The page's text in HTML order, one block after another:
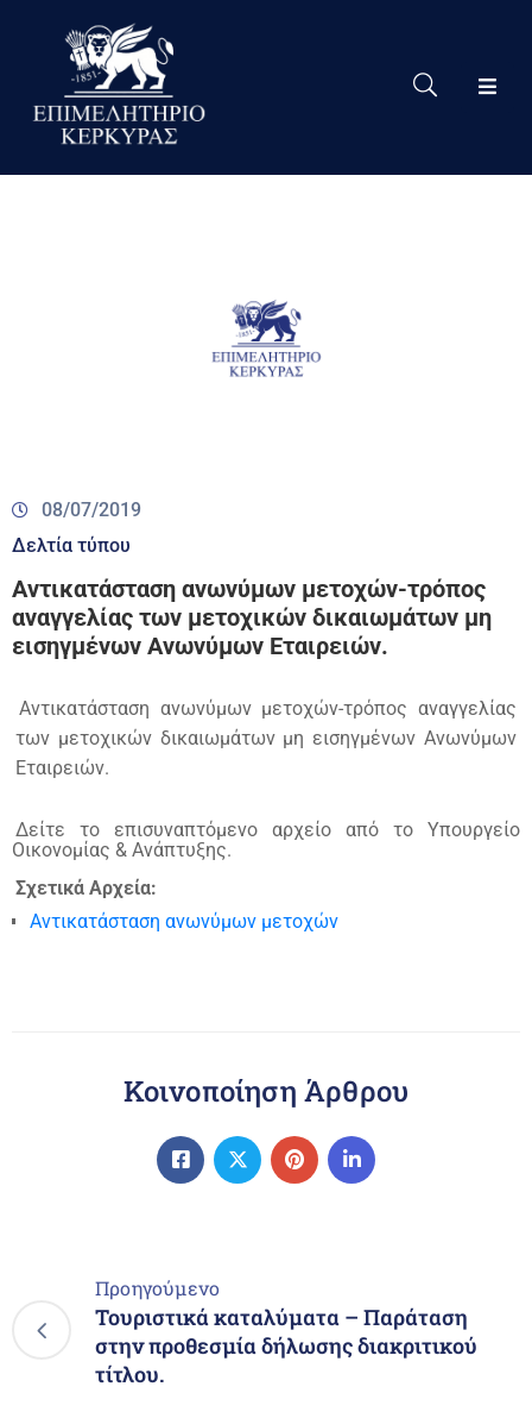
Το
Eπιμελητήριο
08/07/2019
Δελτία τύπου
Αντικατάσταση ανωνύμων μετοχών-τρόπος
αναγγελίας των μετοχικών δικαιωμάτων μη
εισηγμένων Ανωνύμων Εταιρειών.
Αντικατάσταση ανωνύμων μετοχών-τρόπος αναγγελίας
των μετοχικών δικαιωμάτων μη εισηγμένων Ανωνύμων
Εταιρειών.
Δείτε το επισυναπτόμενο αρχείο από το Υπουργείο
Οικονομίας & Ανάπτυξης.
Σχετικά Αρχεία:
Αντικατάσταση ανωνύμων μετοχών
Κοινοποίηση Άρθρου
Προηγούμενο
Τουριστικά καταλύματα – Παράταση
στην προθεσμία δήλωσης διακριτικού
τίτλου.